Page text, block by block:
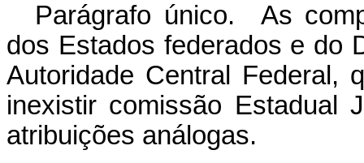
Parágrafo único. As
dos Estados federados e do
Autoridade Central Federal,
inexistir comissão Estadual
atribuições análogas.